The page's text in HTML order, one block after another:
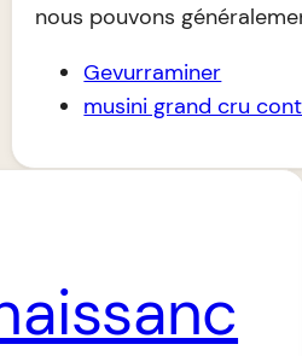
nous pouvons
Gevurraminer
musini grand cru